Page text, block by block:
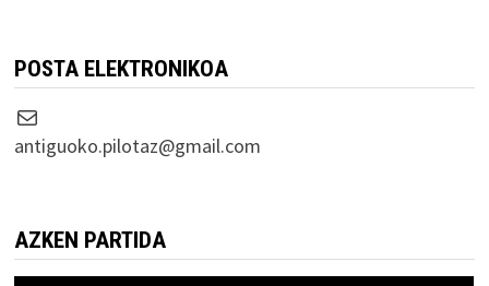
POSTA ELEKTRONIKOA
Correo electrónico
antiguoko.pilotaz@gmail.com
AZKEN PARTIDA